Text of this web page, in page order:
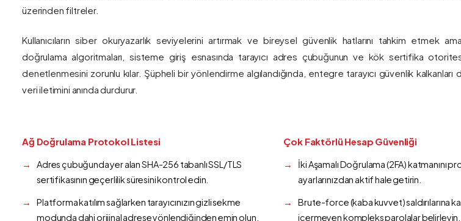
üzerinden filtreler.
Kullanıcıların siber okuryazarlık seviyelerini artırmak ve bireysel güvenlik hatlarını tahkim etmek
doğrulama algoritmaları, sisteme giriş esnasında tarayıcı adres çubuğunun ve kök sertifika
denetlenmesini zorunlu kılar. Şüpheli bir yönlendirme algılandığında, entegre tarayıcı güvenlik
veri iletimini anında durdurur.
Ağ Doğrulama Protokol Listesi
Adres çubuğunda yer alan SHA-256 tabanlı SSL/TLS
sertifikasının geçerlilik süresini kontrol edin.
Platforma katılım sağlarken tarayıcınızın gizli sekme
modunda dahi orijinal adrese yönlendiğinden emin olun.
Çok Faktörlü Hesap Güvenliği
İki Aşamalı Doğrulama (2FA) katmanını
ayarlarınızdan aktif hale getirin.
Brute-force (kaba kuvvet) saldırılarına
içermeyen kompleks parolalar belirleyin.